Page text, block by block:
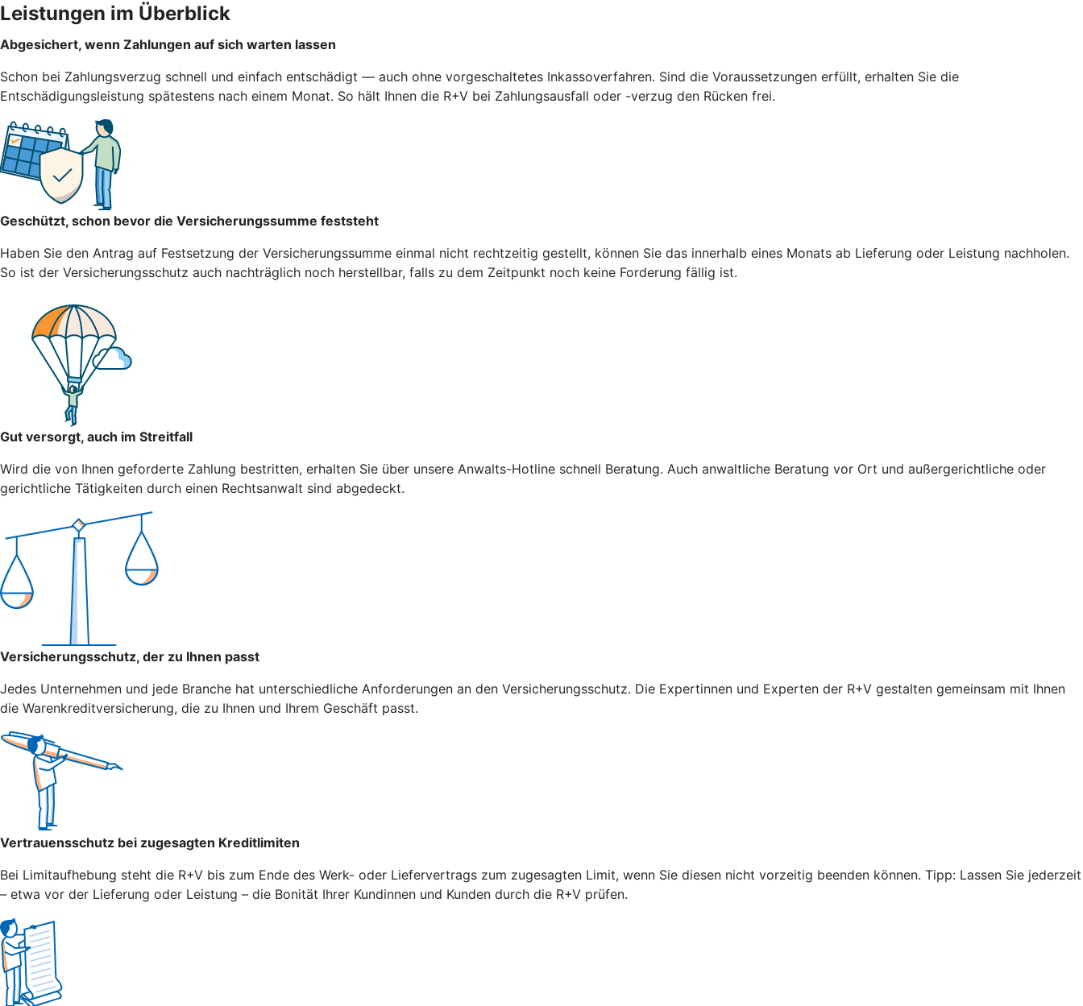
Leistungen im Überblick
Abgesichert, wenn Zahlungen auf sich warten lassen
Schon bei Zahlungsverzug schnell und einfach entschädigt — auch ohne vorgeschaltetes Inkassoverfahren. Sind die Voraussetzungen erfüllt, erhalten Sie die
Entschädigungsleistung spätestens nach einem Monat. So hält Ihnen die R+V bei Zahlungsausfall oder -verzug den Rücken frei.
Geschützt, schon bevor die Versicherungssumme feststeht
Haben Sie den Antrag auf Festsetzung der Versicherungssumme einmal nicht rechtzeitig gestellt, können Sie das innerhalb eines Monats ab Lieferung oder Leistung nachholen.
So ist der Versicherungsschutz auch nachträglich noch herstellbar, falls zu dem Zeitpunkt noch keine Forderung fällig ist.
Gut versorgt, auch im Streitfall
Wird die von Ihnen geforderte Zahlung bestritten, erhalten Sie über unsere Anwalts-Hotline schnell Beratung. Auch anwaltliche Beratung vor Ort und außergerichtliche oder
gerichtliche Tätigkeiten durch einen Rechtsanwalt sind abgedeckt.
Versicherungsschutz, der zu Ihnen passt
Jedes Unternehmen und jede Branche hat unterschiedliche Anforderungen an den Versicherungsschutz. Die Expertinnen und Experten der R+V gestalten gemeinsam mit Ihnen
die Warenkreditversicherung, die zu Ihnen und Ihrem Geschäft passt.
Vertrauensschutz bei zugesagten Kreditlimiten
Bei Limitaufhebung steht die R+V bis zum Ende des Werk- oder Liefervertrags zum zugesagten Limit, wenn Sie diesen nicht vorzeitig beenden können. Tipp: Lassen Sie jederzeit
– etwa vor der Lieferung oder Leistung – die Bonität Ihrer Kundinnen und Kunden durch die R+V prüfen.